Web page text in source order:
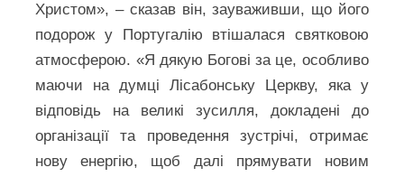
Христом», – сказав він, зауваживши, що його
подорож у Португалію втішалася святковою
атмосферою. «Я дякую Богові за це, особливо
маючи на думці Лісабонську Церкву, яка у
відповідь на великі зусилля, докладені до
організації та проведення зустрічі, отримає
нову енергію, щоб далі прямувати новим